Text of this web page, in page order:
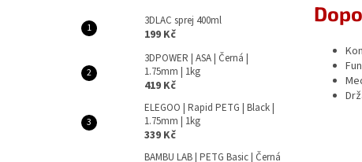
3DLAC sprej 400ml
199 Kč
3DPOWER | ASA | Černá |
1.75mm | 1kg
419 Kč
ELEGOO | Rapid PETG | Black |
1.75mm | 1kg
339 Kč
BAMBU LAB | PETG Basic | Černá